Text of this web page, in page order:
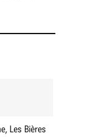
Les Bières